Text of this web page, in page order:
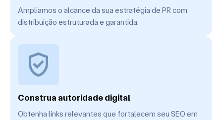
Ampliamos o alcance da sua estratégia de PR com
distribuição estruturada e garantida.
Construa autoridade digital
Obtenha links relevantes que fortalecem seu SEO em